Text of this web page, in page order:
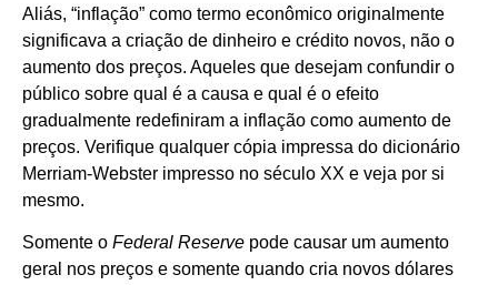
Aliás, “inflação” como termo econômico originalmente
significava a criação de dinheiro e crédito novos, não o
aumento dos preços. Aqueles que desejam confundir o
público sobre qual é a causa e qual é o efeito
gradualmente redefiniram a inflação como aumento de
preços. Verifique qualquer cópia impressa do dicionário
Merriam-Webster impresso no século XX e veja por si
mesmo.
Somente o Federal Reserve pode causar um aumento
geral nos preços e somente quando cria novos dólares